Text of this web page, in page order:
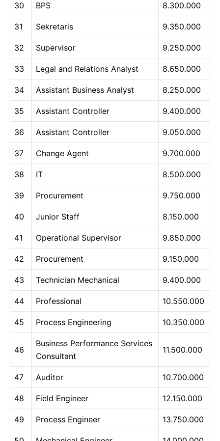
30 BPS 8.300.000
31 Sekretaris 9.350.000
32 Supervisor 9.250.000
33 Legal and Relations Analyst 8.650.000
34 Assistant Business Analyst 8.250.000
35 Assistant Controller 9.400.000
36 Assistant Controller 9.050.000
37 Change Agent 9.700.000
38 IT 8.500.000
39 Procurement 9.750.000
40 Junior Staff 8.150.000
41 Operational Supervisor 9.850.000
42 Procurement 9.150.000
43 Technician Mechanical 9.400.000
44 Professional 10.550.000
45 Process Engineering 10.350.000
46
Business Performance Services
Consultant
11.500.000
47 Auditor 10.700.000
48 Field Engineer 12.150.000
49 Process Engineer 13.750.000